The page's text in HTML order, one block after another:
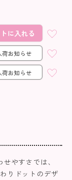
に入れる
荷お知らせ
荷お知らせ
やすさでは、
りドットのデザ